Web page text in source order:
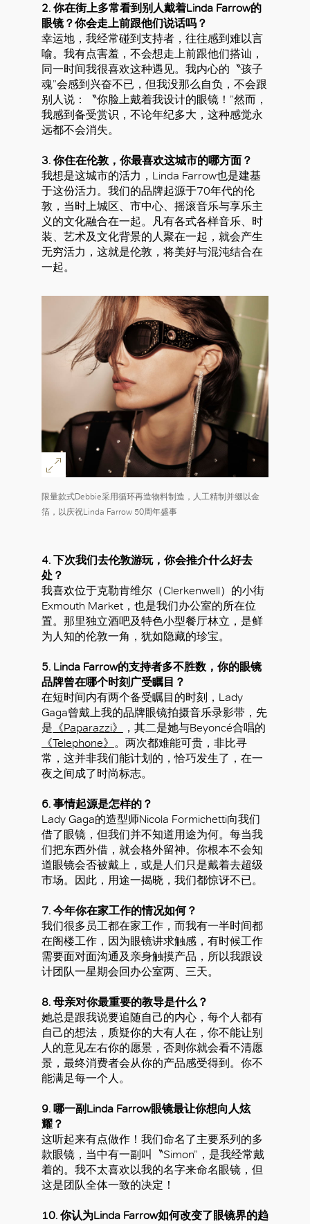
2. 你在街上多常看到别人戴着Linda Farrow的
眼镜？你会走上前跟他们说话吗？
幸运地，我经常碰到支持者，往往感到难以言
喻。我有点害羞，不会想走上前跟他们搭讪，
同一时间我很喜欢这种遇见。我内心的〝孩子
魂”会感到兴奋不已，但我没那么自负，不会跟
别人说：〝你脸上戴着我设计的眼镜！”然而，
我感到备受赏识，不论年纪多大，这种感觉永
远都不会消失。
3. 你住在伦敦，你最喜欢这城市的哪方面？
我想是这城市的活力，Linda Farrow也是建基
于这份活力。我们的品牌起源于70年代的伦
敦，当时上城区、市中心、摇滚音乐与享乐主
义的文化融合在一起。凡有各式各样音乐、时
装、艺术及文化背景的人聚在一起，就会产生
无穷活力，这就是伦敦，将美好与混沌结合在
一起。
限量款式Debbie采用循环再造物料制造，人工精制并缀以金
箔，以庆祝Linda Farrow 50周年盛事
4. 下次我们去伦敦游玩，你会推介什么好去
处？
我喜欢位于克勒肯维尔（Clerkenwell）的小街
Exmouth Market，也是我们办公室的所在位
置。那里独立酒吧及特色小型餐厅林立，是鲜
为人知的伦敦一角，犹如隐藏的珍宝。
5. Linda Farrow的支持者多不胜数，你的眼镜
品牌曾在哪个时刻广受瞩目？
在短时间内有两个备受瞩目的时刻，Lady
Gaga曾戴上我的品牌眼镜拍摄音乐录影带，先
是 《Paparazzi》
，其二是她与Beyoncé合唱的
《Telephone》 。两次都难能可贵，非比寻
常，这并非我们能计划的，恰巧发生了，在一
夜之间成了时尚标志。
6. 事情起源是怎样的？
Lady Gaga的造型师Nicola Formichetti向我们
借了眼镜，但我们并不知道用途为何。每当我
们把东西外借，就会格外留神。你根本不会知
道眼镜会否被戴上，或是人们只是戴着去超级
市场。因此，用途一揭晓，我们都惊讶不已。
7. 今年你在家工作的情况如何？
我们很多员工都在家工作，而我有一半时间都
在阁楼工作，因为眼镜讲求触感，有时候工作
需要面对面沟通及亲身触摸产品，所以我跟设
计团队一星期会回办公室两、三天。
8. 母亲对你最重要的教导是什么？
她总是跟我说要追随自己的内心，每个人都有
自己的想法，质疑你的大有人在，你不能让别
人的意见左右你的愿景，否则你就会看不清愿
景，最终消费者会从你的产品感受得到。你不
能满足每一个人。
9. 哪一副Linda Farrow眼镜最让你想向人炫
耀？
这听起来有点做作！我们命名了主要系列的多
款眼镜，当中有一副叫〝Simon”，是我经常戴
着的。我不太喜欢以我的名字来命名眼镜，但
这是团队全体一致的决定！
10. 你认为Linda Farrow如何改变了眼镜界的趋